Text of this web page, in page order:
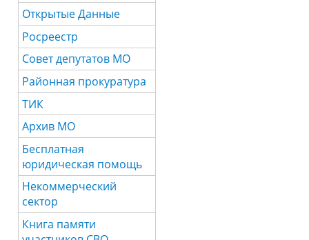
Открытые Данные
Росреестр
Совет депутатов МО
Районная прокуратура
ТИК
Архив МО
Бесплатная
юридическая помощь
Некоммерческий
сектор
Книга памяти